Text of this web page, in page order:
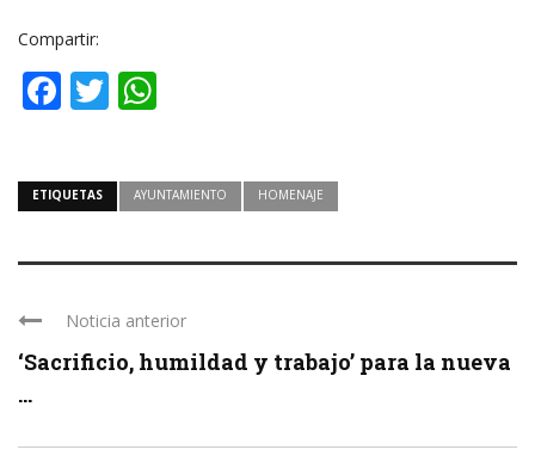
Compartir:
Facebook
Twitter
ETIQUETAS AYUNTAMIENTO HOMENAJE
Noticia anterior
‘Sacrificio, humildad y trabajo’ para la nueva
...